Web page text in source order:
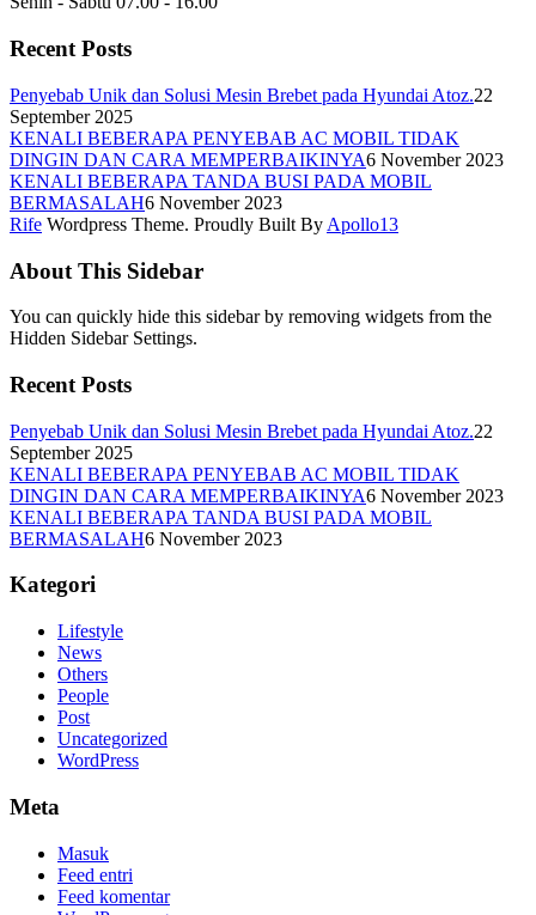
Recent Posts
Penyebab Unik dan Solusi Mesin Brebet pada Hyundai Atoz.22
September 2025
KENALI BEBERAPA PENYEBAB AC MOBIL TIDAK
DINGIN DAN CARA MEMPERBAIKINYA6 November 2023
KENALI BEBERAPA TANDA BUSI PADA MOBIL
BERMASALAH6 November 2023
Rife Wordpress Theme. Proudly Built By Apollo13
About This Sidebar
You can quickly hide this sidebar by removing widgets from the
Hidden Sidebar Settings.
Recent Posts
Penyebab Unik dan Solusi Mesin Brebet pada Hyundai Atoz.22
September 2025
KENALI BEBERAPA PENYEBAB AC MOBIL TIDAK
DINGIN DAN CARA MEMPERBAIKINYA6 November 2023
KENALI BEBERAPA TANDA BUSI PADA MOBIL
BERMASALAH6 November 2023
Kategori
Lifestyle
News
Others
People
Post
Uncategorized
WordPress
Meta
Masuk
Feed entri
Feed komentar